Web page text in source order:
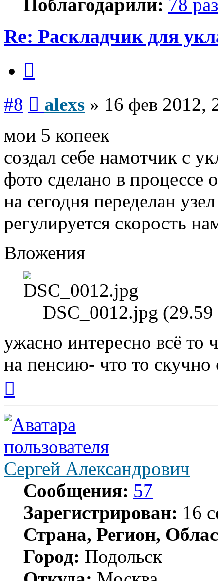
Поблагодарили: 78 раз
Re: Раскладчик для
#8 alexs » 16 фев 2012,
мои 5 копеек
создал себе намотчик с
фото сделано в процессе
на сегодня переделан
регулируется скорость
Вложения
DSC_0012.jpg
ужасно интересно всё то
на пенсию- что то скучно
началу
Сергей Александрович
Сообщения: 57
Зарегистрирован: 16
Страна, Регион,
Город: Подольск